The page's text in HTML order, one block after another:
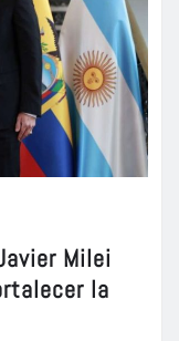
Milei
la